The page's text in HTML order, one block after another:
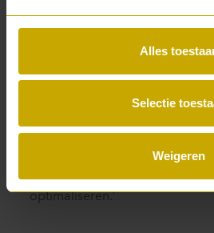
Alles
Selectie
Weigeren
een blanco vel. Nu druk je op
staat er een basis. Aan die
elke maand met de
kijken hoe we de Optimizer
optimaliseren.’